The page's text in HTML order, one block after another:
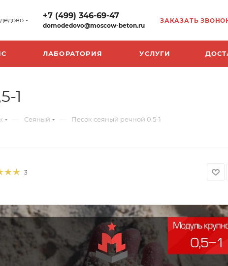
+7 (499) 346-69-47
domodedovo@moscow-beton.ru
ЗАКАЗАТЬ
ЛАБОРАТОРИЯ УСЛУГИ
1
— Сеяный — Песок сеяный речной 0,5-1
3